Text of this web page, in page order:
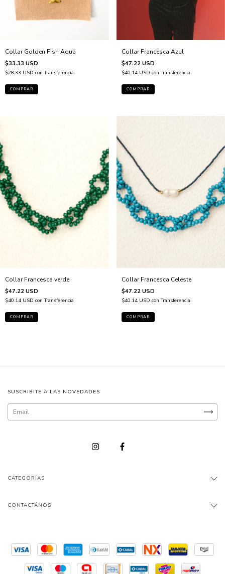
Collar Golden Fish Aqua
$33.33 USD
$28.33 USD con Transferencia
Collar Francesca Azul
$47.22 USD
$40.14 USD con Transferencia
Collar Francesca verde
$47.22 USD
$40.14 USD con Transferencia
Collar Francesca Celeste
$47.22 USD
$40.14 USD con Transferencia
SUSCRIBITE A LAS NOVEDADES
CATEGORÍAS
CONTACTÁNOS